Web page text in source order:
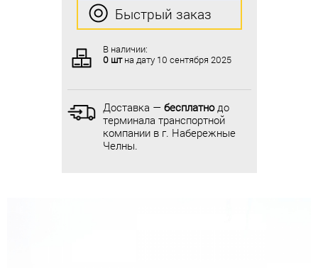
Быстрый заказ
В наличии:
0 штна дату 10 сентября 2025
Доставка — бесплатнодо
терминала транспортной
компании в г. Набережные
Челны.
Быстрый заказ
В наличии:
0 штна дату 10 сентября 2025
Доставка — бесплатнодо
терминала транспортной
компании в г. Набережные
Челны.